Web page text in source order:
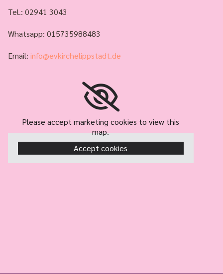
Tel.: 02941 3043
Whatsapp: 015735988483
Email: info@evkirchelippstadt.de
Please accept marketing cookies to view this
map.
Accept cookies